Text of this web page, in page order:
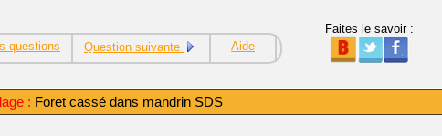
questions Question suivante Aide
Faites le savoir :
: Foret cassé dans mandrin SDS